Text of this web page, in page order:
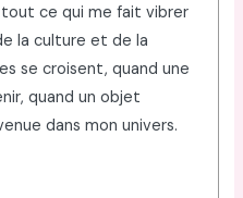
ce qui me fait vibrer
la culture et de la
se croisent, quand une
quand un objet
dans mon univers.